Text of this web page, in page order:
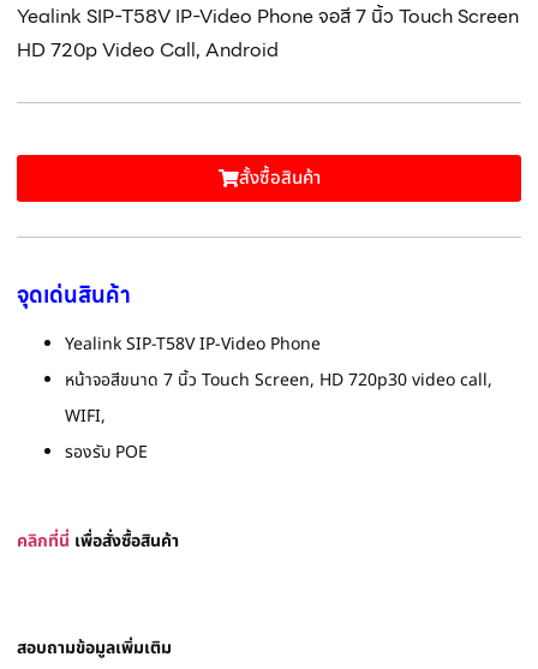
Yealink SIP-T58V IP-Video Phone จอสี 7 นิ้ว Touch Screen
HD 720p Video Call, Android
สั้งซื้อสินค้า
จุดเด่นสินค้า
Yealink SIP-T58V IP-Video Phone
หน้าจอสีขนาด 7 นิ้ว Touch Screen, HD 720p30 video call,
WIFI,
รองรับ POE
คลิกที่นี่ เพื่อสั่งซื้อสินค้า
สอบถามข้อมูลเพิ่มเติม